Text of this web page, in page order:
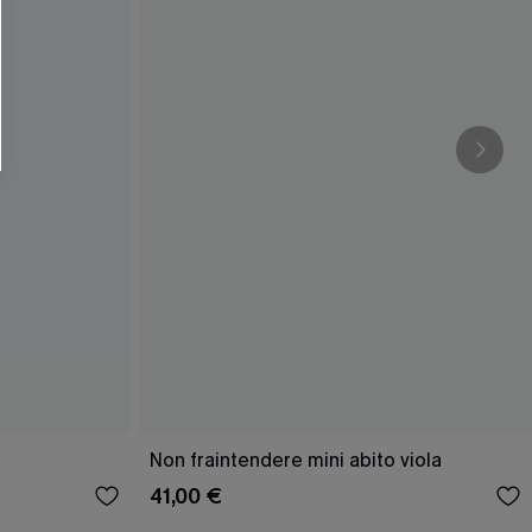
Non fraintendere mini abito viola
41,00 €
i nostri
valutare il livello di coinvolgimento,